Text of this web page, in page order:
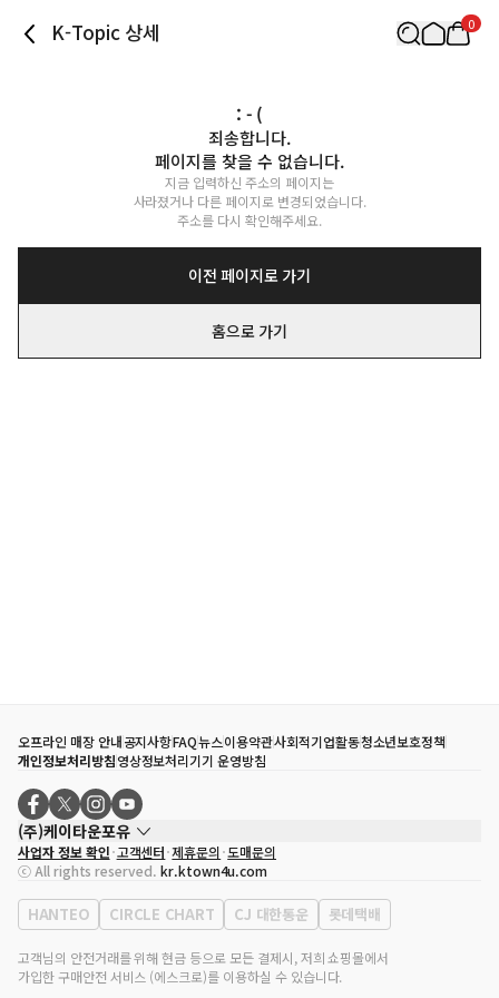
K-Topic 상세 0
: - (
죄송합니다.
페이지를 찾을 수 없습니다.
지금 입력하신 주소의 페이지는
사라졌거나 다른 페이지로 변경되었습니다.
주소를 다시 확인해주세요.
이전 페이지로 가기
홈으로 가기
오프라인 매장 안내공지사항FAQ뉴스이용약관사회적기업활동청소년보호정책
개인정보처리방침영상정보처리기기 운영방침
(주)케이타운포유
대표자
송효민
사업자등록번호
120-87-71116
통신판매업 신고번호 제2011-서울강남-02223
대표전화
02-552-9855
사업자 정보 확인 고객센터 제휴문의 도매문의
ⓒ All rights reserved. kr.ktown4u.com
HANTEO CIRCLE CHART CJ 대한통운 롯데택배
고객님의 안전거래를 위해 현금 등으로 모든 결제시, 저희 쇼핑몰에서
가입한 구매안전 서비스 (에스크로)를 이용하실 수 있습니다.